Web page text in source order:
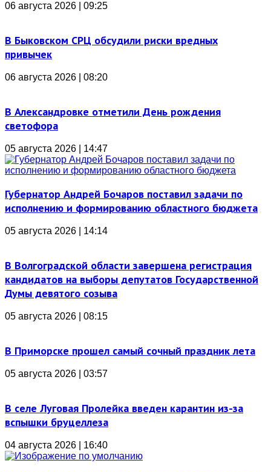
06 августа 2026 | 09:25
В Быковском СРЦ обсудили риски вредных
привычек
06 августа 2026 | 08:20
В Александровке отметили День рождения
светофора
05 августа 2026 | 14:47
Губернатор Андрей Бочаров поставил задачи по
исполнению и формированию областного бюджета
05 августа 2026 | 14:14
В Волгоградской области завершена регистрация
кандидатов на выборы депутатов Государственной
Думы девятого созыва
05 августа 2026 | 08:15
В Приморске прошел самый сочный праздник лета
05 августа 2026 | 03:57
В селе Луговая Пролейка введен карантин из-за
вспышки бруцеллеза
04 августа 2026 | 16:40